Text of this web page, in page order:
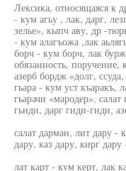
Лексика, относящаяся к
- кум агьу , лак, дарг,
зелье», кыпч аву, др -
- кум алагъожа ,лак
борч - кум борч, лак
обязанность, поручение,
азерб бордж «долг,
гьара - кум уст къаракъ,
гьарачи «мародер»,
гьиди, дарг гиди-гиди,
салат дарман, лит дару -
дару, каз дару, кирг дару
лат карт - кум керт, лак